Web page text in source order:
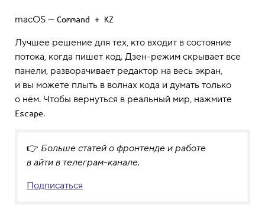
macOS — Command + KZ
Лучшее решение для тех, кто входит в состояние
потока, когда пишет код. Дзен-режим скрывает все
панели, разворачивает редактор на весь экран,
и вы можете плыть в волнах кода и думать только
о нём. Чтобы вернуться в реальный мир, нажмите
Escape.
👉 Больше статей о фронтенде и работе
в айти в телеграм-канале.
Подписаться